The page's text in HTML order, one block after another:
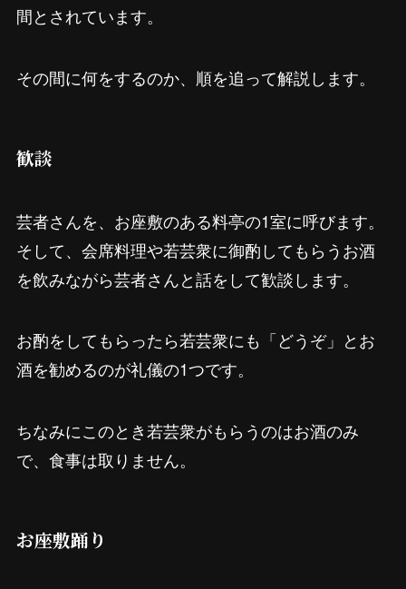
間とされています。
その間に何をするのか、順を追って解説します。
歓談
芸者さんを、お座敷のある料亭の1室に呼びます。
そして、会席料理や若芸衆に御酌してもらうお酒
を飲みながら芸者さんと話をして歓談します。
お酌をしてもらったら若芸衆にも「どうぞ」とお
酒を勧めるのが礼儀の1つです。
ちなみにこのとき若芸衆がもらうのはお酒のみ
で、食事は取りません。
お座敷踊り